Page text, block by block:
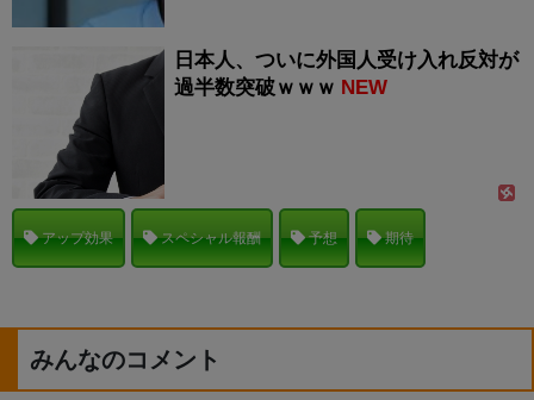
日本人、ついに外国人受け入れ反対が
過半数突破ｗｗｗ NEW
アップ効果 スペシャル報酬 予想 期待
みんなのコメント